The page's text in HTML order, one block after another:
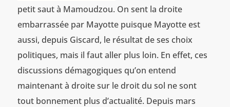
petit saut à Mamoudzou. On sent la droite
embarrassée par Mayotte puisque Mayotte est
aussi, depuis Giscard, le résultat de ses choix
politiques, mais il faut aller plus loin. En effet, ces
discussions démagogiques qu’on entend
maintenant à droite sur le droit du sol ne sont
tout bonnement plus d’actualité. Depuis mars